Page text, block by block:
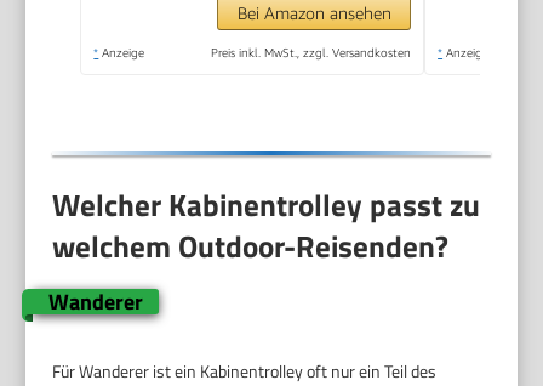
Bei Amazon ansehen
* Anzeige Preis inkl. MwSt., zzgl. Versandkosten * Anzeige
Welcher Kabinentrolley passt zu
welchem Outdoor-Reisenden?
Wanderer
Für Wanderer ist ein Kabinentrolley oft nur ein Teil des